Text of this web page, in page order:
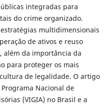
integradas para
do crime organizado.
multidimensionais
de ativos e reuso
além da importância da
para proteger os mais
de legalidade. O artigo
Nacional de
(VIGIA) no Brasil e a